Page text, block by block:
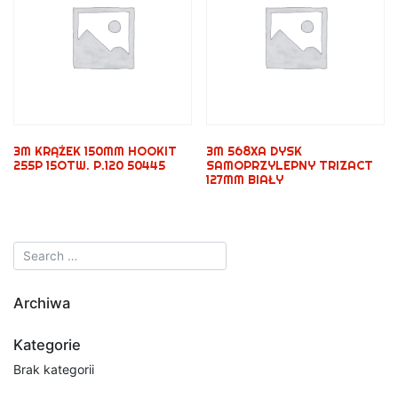
3M KRĄŻEK 150MM HOOKIT
255P 15OTW. P.120 50445
3M 568XA DYSK
SAMOPRZYLEPNY TRIZACT
127MM BIAŁY
Archiwa
Kategorie
Brak kategorii